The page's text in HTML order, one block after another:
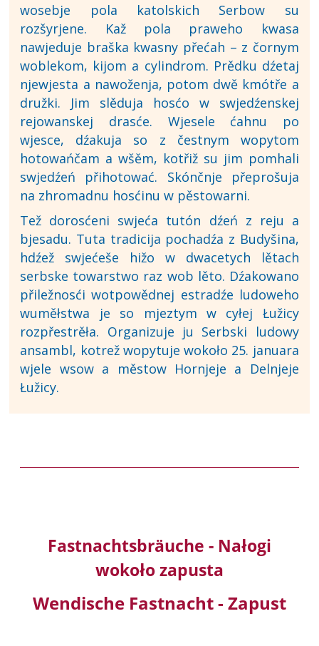
wosebje pola katolskich Serbow su
rozšyrjene. Kaž pola praweho kwasa
nawjeduje braška kwasny přećah – z čornym
woblekom, kijom a cylindrom. Prědku dźetaj
njewjesta a nawoženja, potom dwě kmótře a
družki. Jim slěduja hosćo w swjedźenskej
rejowanskej drasće. Wjesele ćahnu po
wjesce, dźakuja so z čestnym wopytom
hotowańčam a wšěm, kotřiž su jim pomhali
swjedźeń přihotować. Skónčnje přeprošuja
na zhromadnu hosćinu w pěstowarni.
Tež dorosćeni swjeća tutón dźeń z reju a
bjesadu. Tuta tradicija pochadźa z Budyšina,
hdźež swjećeše hižo w dwacetych lětach
serbske towarstwo raz wob lěto. Dźakowano
přiležnosći wotpowědnej estradźe ludoweho
wuměłstwa je so mjeztym w cyłej Łužicy
rozpřestrěła. Organizuje ju Serbski ludowy
ansambl, kotrež wopytuje wokoło 25. januara
wjele wsow a městow Hornjeje a Delnjeje
Łužicy.
Fastnachtsbräuche - Nałogi
wokoło zapusta
Wendische Fastnacht - Zapust